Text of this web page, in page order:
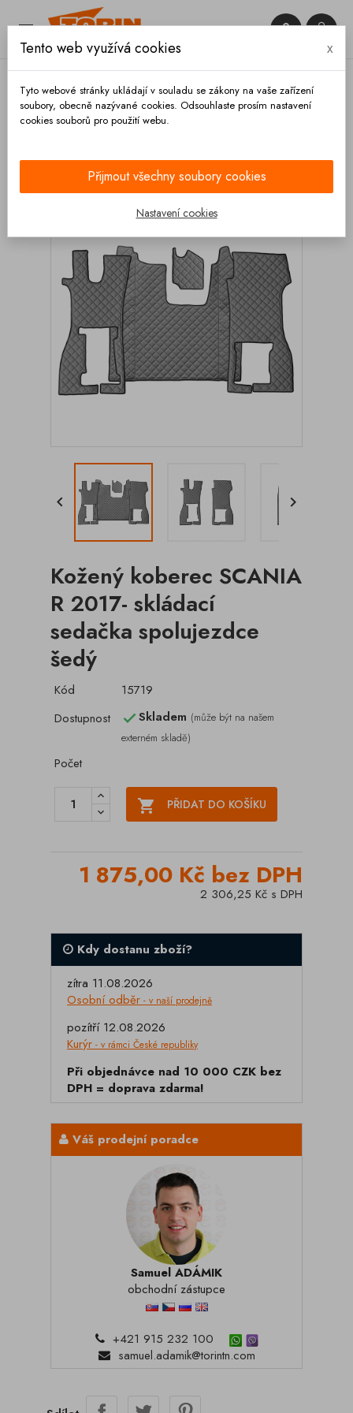
 

R 2017- skládací sedačka spolujezdce šedý
 
Kožený koberec SCANIA
R 2017- skládací
sedačka spolujezdce
šedý
Kód
15719
Dostupnost
Skladem (může být na našem
externém skladě)
Počet
 PŘIDAT DO KOŠÍKU
1 875,00 Kč bez DPH
2 306,25 Kč s DPH
Kdy dostanu zboží?
zítra 11.08.2026
Osobní odběr - v naší prodejně
pozítří 12.08.2026
Kurýr - v rámci České republiky
Při objednávce nad 10 000 CZK bez
DPH = doprava zdarma!
Váš prodejní poradce
Samuel ADÁMIK
obchodní zástupce
+421 915 232 100
samuel.adamik@torintn.com
Tento web využívá cookies x
Tyto webové stránky ukládají v souladu se zákony na vaše zařízení
soubory, obecně nazývané cookies. Odsouhlaste prosím nastavení
cookies souborů pro použití webu.
Přijmout všechny soubory cookies
Nastavení cookies